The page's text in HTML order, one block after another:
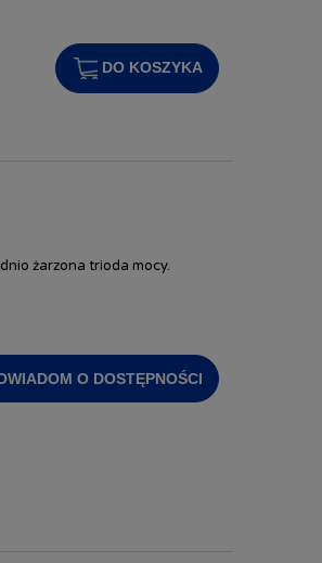
DO KOSZYKA
żarzona trioda mocy.
O DOSTĘPNOŚCI